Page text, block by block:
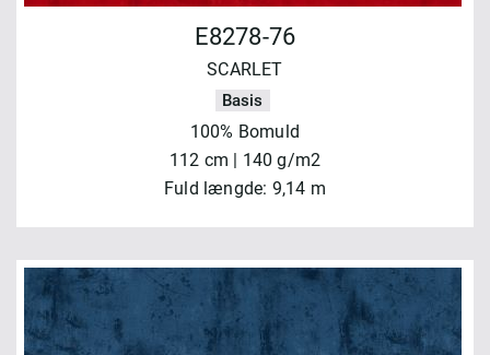
E8278-76
SCARLET
Basis
100% Bomuld
112 cm | 140 g/m2
Fuld længde: 9,14 m